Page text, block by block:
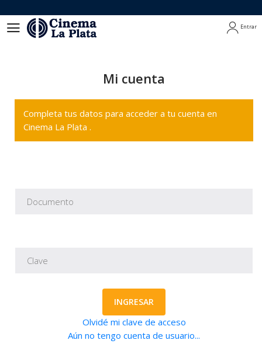
Entrar
Mi cuenta
Completa tus datos para acceder a tu cuenta en
Cinema La Plata .
INGRESAR
Olvidé mi clave de acceso
Aún no tengo cuenta de usuario...